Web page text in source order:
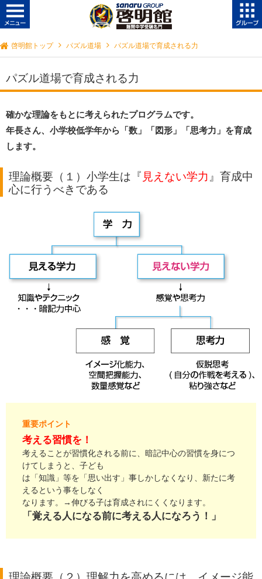
啓明館トップ パズル道場 パズル道場で育成される力
パズル道場で育成される力
確かな理論をもとに考えられたプログラムです。
年長さん、小学校低学年から「数」「図形」「思考力」を育成
します。
理論概要（１）小学生は『 見えない学力』育成中
心に行うべきである
重要ポイント
考える習慣を！
考えることが習慣化される前に、暗記中心の習慣を身につ
けてしまうと、子ども
は「知識」等を「思い出す」事しかしなくなり、新たに考
えるという事をしなく
なります。→伸びる子は育成されにくくなります。
「覚える人になる前に考える人になろう！」